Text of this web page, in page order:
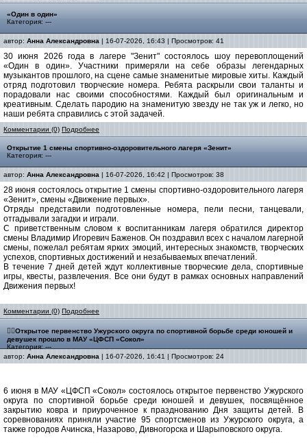
«Один в один»
Категория: ---
автор: Анна Александровна | 16-07-2026, 16:43 | Просмотров: 41
30 июня 2026 года в лагере "Зенит" состоялось шоу перевоплощений
«Один в один». Участники примеряли на себе образы легендарных
музыкантов прошлого, на сцене самые знаменитые мировые хиты. Каждый
отряд подготовил творческие номера. Ребята раскрыли свои таланты и
порадовали нас своими способностями. Каждый был оригинальным и
креативным. Сделать пародию на знаменитую звезду не так уж и легко, но
наши ребята справились с этой задачей.
Комментарии (0) Подробнее
Открытие 1 смены спортивно-оздоровительного лагеря «Зенит»
Категория: ---
автор: Анна Александровна | 16-07-2026, 16:42 | Просмотров: 38
28 июня состоялось открытие 1 смены спортивно-оздоровительного лагеря
«Зенит», смены «Движение первых».
Отряды представили подготовленные номера, пели песни, танцевали,
отгадывали загадки и играли.
С приветственным словом к воспитанникам лагеря обратился директор
смены Владимир Игоревич Баженов. Он поздравил всех с началом лагерной
смены, пожелал ребятам ярких эмоций, интересных знакомств, творческих
успехов, спортивных достижений и незабываемых впечатлений.
В течение 7 дней детей ждут коллективные творческие дела, спортивные
игры, квесты, развлечения. Все они будут в рамках основных направлений
Движения первых!
Комментарии (0) Подробнее
🤼‍♂Открытое первенство Ужурского округа по спортивной борьбе среди юношей и
девушек прошло в МАУ «ЦФСП «Сокол»
Категория: ---
автор: Анна Александровна | 16-07-2026, 16:41 | Просмотров: 24
6 июня в МАУ «ЦФСП «Сокол» состоялось открытое первенство Ужурского
округа по спортивной борьбе среди юношей и девушек, посвящённое
закрытию ковра и приуроченное к празднованию Дня защиты детей. В
соревнованиях приняли участие 95 спортсменов из Ужурского округа, а
также городов Ачинска, Назарово, Дивногорска и Шарыповского округа.